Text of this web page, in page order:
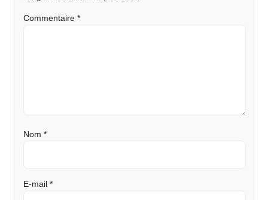
Commentaire *
Nom *
E-mail *